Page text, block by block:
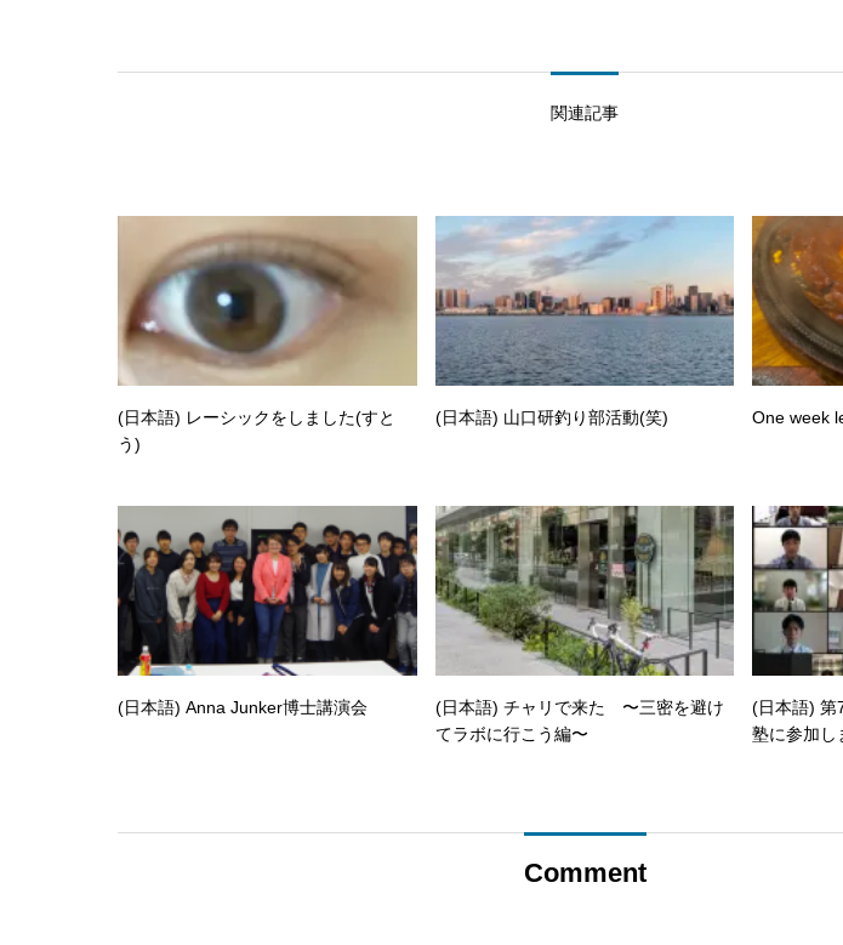
関連記事
(日本語) レーシックをしました(すと
う)
(日本語) 山口研釣り部活動(笑) One week
(日本語) Anna Junker博士講演会
(日本語) チャリで来た 〜三密を避け
てラボに行こう編〜
(日本語) 第
塾に参加し
Comment